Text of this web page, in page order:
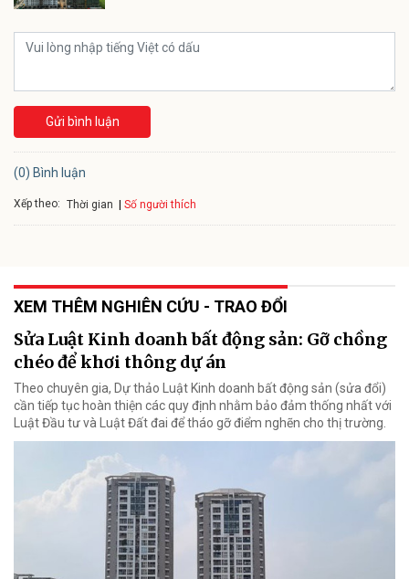
Gửi bình luận
(0) Bình luận
Xếp theo: Thời gian Số người thích
XEM THÊM NGHIÊN CỨU - TRAO ĐỔI
Sửa Luật Kinh doanh bất động sản: Gỡ chồng
chéo để khơi thông dự án
Theo chuyên gia, Dự thảo Luật Kinh doanh bất động sản (sửa đổi)
cần tiếp tục hoàn thiện các quy định nhằm bảo đảm thống nhất với
Luật Đầu tư và Luật Đất đai để tháo gỡ điểm nghẽn cho thị trường.